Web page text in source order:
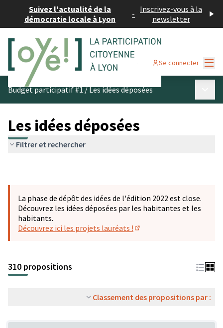
Suivez l'actualité de la
démocratie locale à Lyon
- Inscrivez-vous à la
newsletter
Se connecter
Budget participatif #1/Les idées déposées
Les idées déposées
Filtrer et rechercher
La phase de dépôt des idées de l'édition 2022 est close.
Découvrez les idées déposées par les habitantes et les
habitants.
Découvrez ici les projets lauréats !
310 propositions
Classement des propositions par :